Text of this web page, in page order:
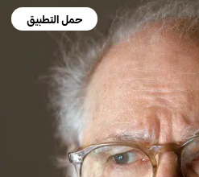
حمل التطبيق